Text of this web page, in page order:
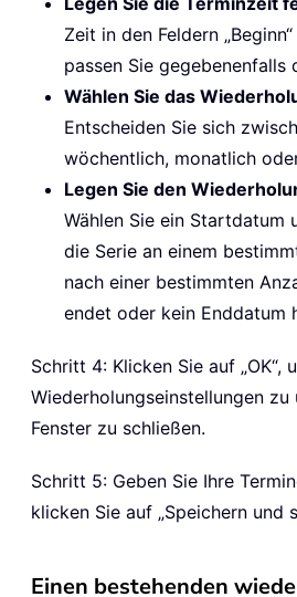
Zeit in den Feldern
passen Sie gegebenenfalls
Wählen Sie das
Entscheiden Sie sich
wöchentlich, monatlich
Legen Sie den
Wählen Sie ein Startdatum
die Serie an einem
nach einer bestimmten
endet oder kein Enddatum
Schritt 4: Klicken Sie auf „OK“,
Wiederholungseinstellungen zu
Fenster zu schließen.
Schritt 5: Geben Sie Ihre
klicken Sie auf „Speichern und
Einen bestehenden